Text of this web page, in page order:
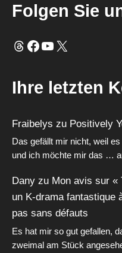
Folgen Sie
Fäden
Facebook
YouTube
X
Ihre letzten
Fraibelys zu Positively
Das gefällt mir nicht, weil
und ich möchte mir das …
Dany zu Mon avis sur «
un K-drama fantastique
pas sans défauts
Es hat mir so gut gefallen,
zweimal am Stück